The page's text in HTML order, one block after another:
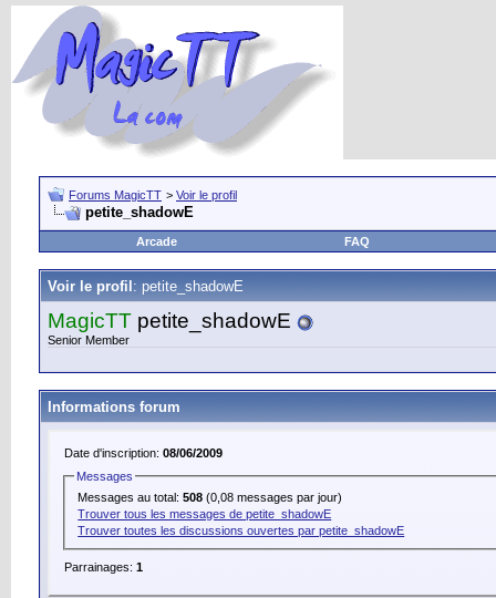
Forums MagicTT > Voir le profil
petite_shadowE
Arcade FAQ
Voir le profil : petite_shadowE
MagicTT petite_shadowE
Senior Member
Informations forum
Date d'inscription: 08/06/2009
Messages
Messages au total:508 (0,08 messages par jour)
Trouver tous les messages de petite_shadowE
Trouver toutes les discussions ouvertes par petite_shadowE
Parrainages: 1